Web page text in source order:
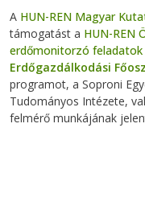
A HUN-REN Magyar
támogatást a HUN-REN
erdőmonitorzó feladatok
Erdőgazdálkodási
programot, a Soproni
Tudományos Intézete,
felmérő munkájának